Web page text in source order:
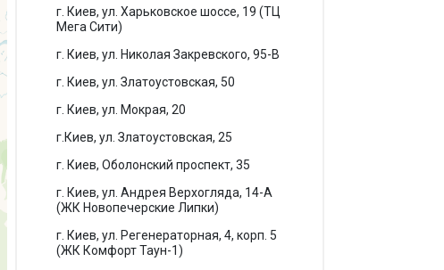
г. Киев, ул. Харьковское шоссе, 19 (ТЦ
Мега Сити)
г. Киев, ул. Николая Закревского, 95-В
г. Киев, ул. Златоустовская, 50
г. Киев, ул. Мокрая, 20
г.Киев, ул. Златоустовская, 25
г. Киев, Оболонский проспект, 35
г. Киев, ул. Андрея Верхогляда, 14-А
(ЖК Новопечерские Липки)
г. Киев, ул. Регенераторная, 4, корп. 5
(ЖК Комфорт Таун-1)